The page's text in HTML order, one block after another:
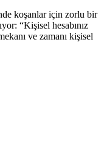
koşanlar için zorlu bir
“Kişisel hesabınız
ve zamanı kişisel